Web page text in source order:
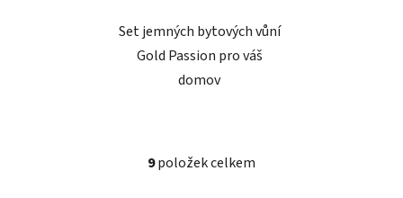
Set jemných bytových vůní
Gold Passion pro váš
domov
O
9položek celkem